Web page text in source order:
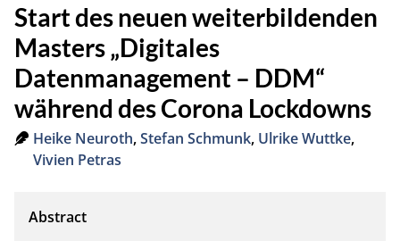
Start des neuen weiterbildenden
Masters „Digitales
Datenmanagement – DDM“
während des Corona Lockdowns
Heike Neuroth,Stefan Schmunk, Ulrike Wuttke,
Vivien Petras